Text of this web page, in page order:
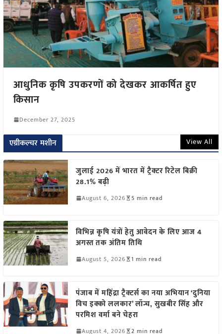
आधुनिक कृषि उपकरणों को देखकर आकर्षित हुए
किसान
December 27, 2025
एग्रीकल्चर मशीन View All
जुलाई 2026 में भारत में ट्रैक्टर रिटेल बिक्री
28.1% बढ़ी
August 6, 2026 5 min read
विभिन्न कृषि यंत्रों हेतु आवेदन के लिए आज 4
अगस्त तक अंतिम तिथि
August 5, 2026 1 min read
पंजाब में महिंद्रा ट्रैक्टर्स का नया अभियान ‘दुनिया
विच इक्को ललकार’ लॉन्च, सुखबीर सिंह और
परमिश वर्मा बने चेहरा
August 4, 2026 2 min read